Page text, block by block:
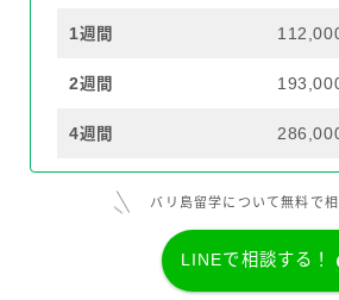
1週間
2週間
4週間
バリ島留学について無料で
LINEで相談する！